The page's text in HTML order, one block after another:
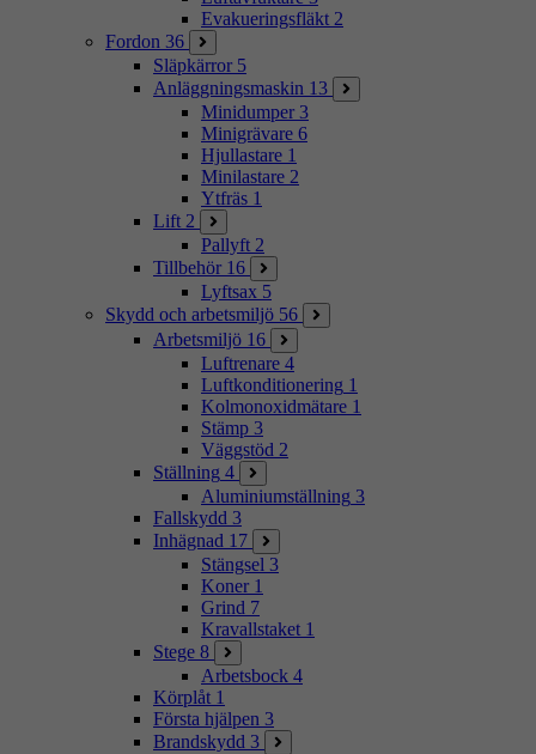
Evakueringsfläkt 2
Fordon 36
Släpkärror 5
Anläggningsmaskin 13
Minidumper 3
Minigrävare 6
Hjullastare 1
Minilastare 2
Ytfräs 1
Lift 2
Pallyft 2
Tillbehör 16
Lyftsax 5
Skydd och arbetsmiljö 56
Arbetsmiljö 16
Luftrenare 4
Luftkonditionering 1
Kolmonoxidmätare 1
Stämp 3
Väggstöd 2
Ställning 4
Aluminiumställning 3
Fallskydd 3
Inhägnad 17
Stängsel 3
Koner 1
Grind 7
Kravallstaket 1
Stege 8
Arbetsbock 4
Körplåt 1
Första hjälpen 3
Brandskydd 3